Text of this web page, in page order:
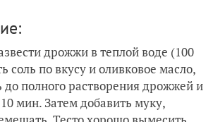
дрожжи в теплой воде (100
соль по вкусу и оливковое масло,
полного растворения дрожжей и
мин. Затем добавить муку,